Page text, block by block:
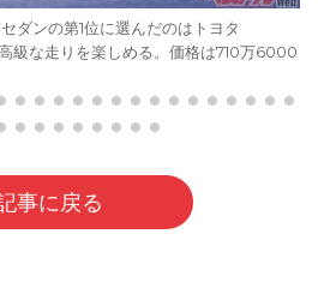
ダンの第1位に選んだのはトヨタ
級な走りを楽しめる。価格は710万6000
事に戻る